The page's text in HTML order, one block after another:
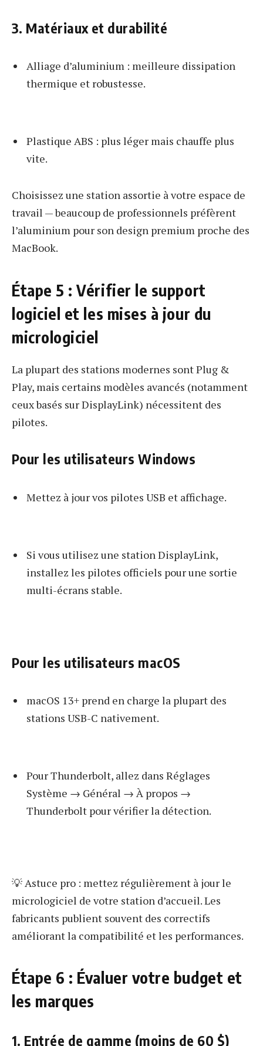
3. Matériaux et durabilité
Alliage d’aluminium : meilleure dissipation
thermique et robustesse.
Plastique ABS : plus léger mais chauffe plus
vite.
Choisissez une station assortie à votre espace de
travail — beaucoup de professionnels préfèrent
l’aluminium pour son design premium proche des
MacBook.
Étape 5 : Vérifier le support
logiciel et les mises à jour du
micrologiciel
La plupart des stations modernes sont Plug &
Play, mais certains modèles avancés (notamment
ceux basés sur DisplayLink) nécessitent des
pilotes.
Pour les utilisateurs Windows
Mettez à jour vos pilotes USB et affichage.
Si vous utilisez une station DisplayLink,
installez les pilotes officiels pour une sortie
multi-écrans stable.
Pour les utilisateurs macOS
macOS 13+ prend en charge la plupart des
stations USB-C nativement.
Pour Thunderbolt, allez dans Réglages
Système → Général → À propos →
Thunderbolt pour vérifier la détection.
💡 Astuce pro : mettez régulièrement à jour le
micrologiciel de votre station d’accueil. Les
fabricants publient souvent des correctifs
améliorant la compatibilité et les performances.
Étape 6 : Évaluer votre budget et
les marques
1. Entrée de gamme (moins de 60 $)